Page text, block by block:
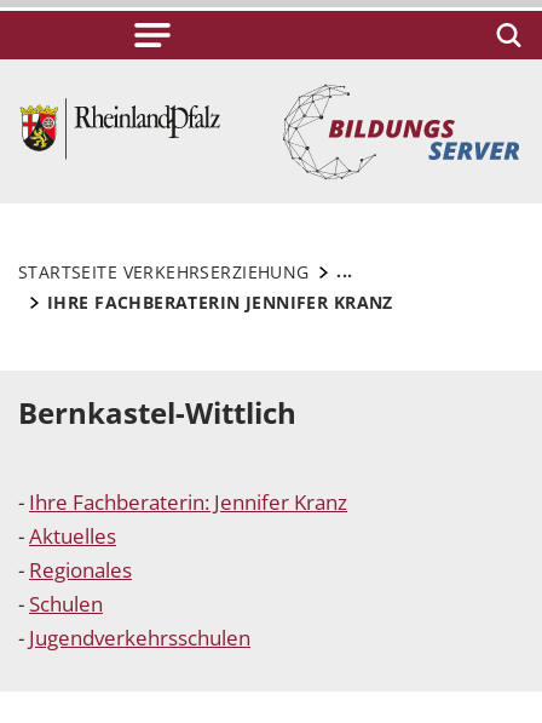
STARTSEITE VERKEHRSERZIEHUNG
...
IHRE FACHBERATERIN JENNIFER KRANZ
Bernkastel-Wittlich
- Ihre Fachberaterin: Jennifer Kranz
-Aktuelles
- Regionales
- Schulen
- Jugendverkehrsschulen